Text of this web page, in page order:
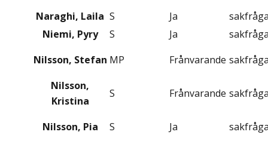
Naraghi, Laila S Ja
Niemi, Pyry
S Ja
Nilsson, Stefan MP Frånvarande
Nilsson,
Kristina
S Frånvarande
Nilsson, Pia S Ja